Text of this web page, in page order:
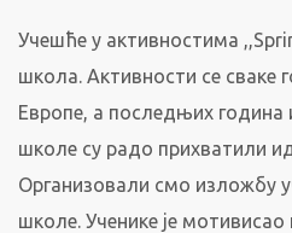
Учешће у активностима
школа. Активности се сваке
Европе, а последњих година
школе су радо прихватили
Организовали смо изложбу
школе. Ученике је мотивисао